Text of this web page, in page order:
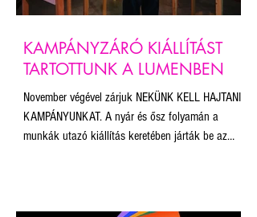
KAMPÁNYZÁRÓ KIÁLLÍTÁST
TARTOTTUNK A LUMENBEN
November végével zárjuk NEKÜNK KELL HAJTANI
KAMPÁNYUNKAT. A nyár és ősz folyamán a
munkák utazó kiállítás keretében járták be az
szabadság, egyenlőség és sokszínűség értékeit